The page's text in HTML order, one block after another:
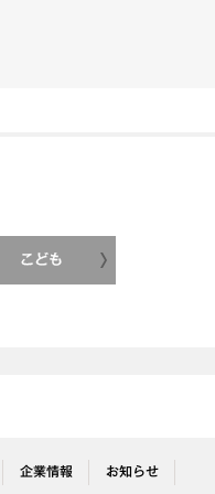
こども
企業情報 お知らせ